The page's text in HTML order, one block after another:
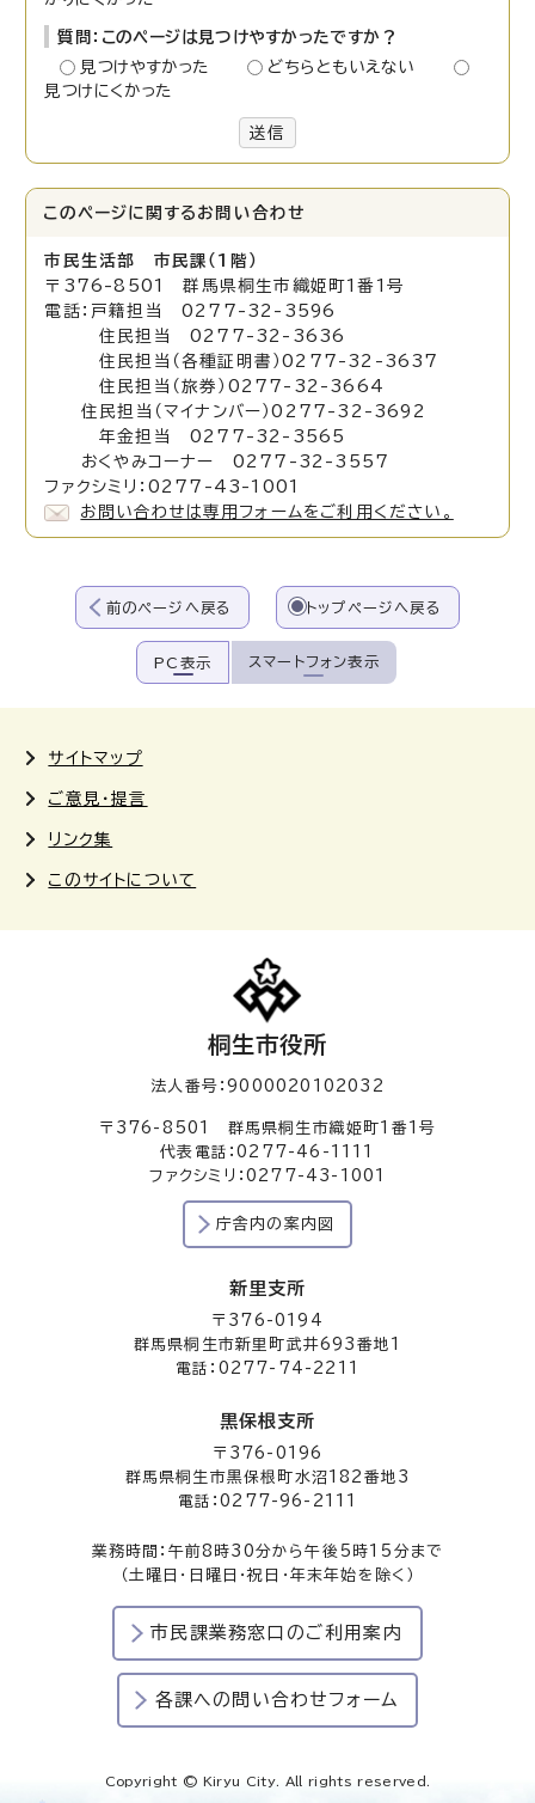
質問：このページは見つけやすかったですか？
見つけやすかった
どちらともいえない
見つけにくかった
送信
このページに関する お問い合わせ
市民生活部 市民課（1階）
〒376-8501 群馬県桐生市織姫町1番1号
電話：戸籍担当 0277-32-3596
住民担当 0277-32-3636
住民担当（各種証明書）0277-32-3637
住民担当（旅券）0277-32-3664
住民担当（マイナンバー）0277-32-3692
年金担当 0277-32-3565
おくやみコーナー 0277-32-3557
ファクシミリ：0277-43-1001
お問い合わせは専用フォームをご利用ください。
前のページへ戻る トップページへ戻る
PC表示 スマートフォン表示
サイトマップ
ご意見・提言
リンク集
このサイトについて
桐生市役所
法人番号：9000020102032
〒376-8501 群馬県桐生市織姫町1番1号
代表電話：0277-46-1111
ファクシミリ：0277-43-1001
庁舎内の案内図
新里支所
〒376-0194
群馬県桐生市新里町武井693番地1
電話：0277-74-2211
黒保根支所
〒376-0196
群馬県桐生市黒保根町水沼182番地3
電話：0277-96-2111
業務時間：午前8時30分から午後5時15分まで
（土曜日・日曜日・祝日・年末年始を除く）
市民課業務窓口のご利用案内
各課への問い合わせフォーム
Copyright © Kiryu City. All rights reserved.